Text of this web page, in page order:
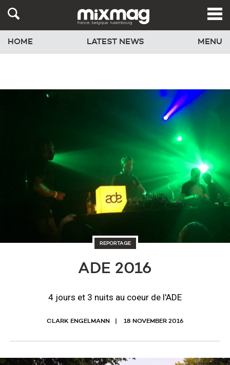
HOME LATEST NEWS MENU
REPORTAGE
ADE 2016
4 jours et 3 nuits au coeur de l'ADE
CLARK ENGELMANN 18 NOVEMBER 2016